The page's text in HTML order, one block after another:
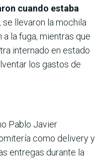
cuando estaba
se llevaron la mochila
la fuga, mientras que
internado en estado
los gastos de
Pablo Javier
como delivery y
entregas durante la